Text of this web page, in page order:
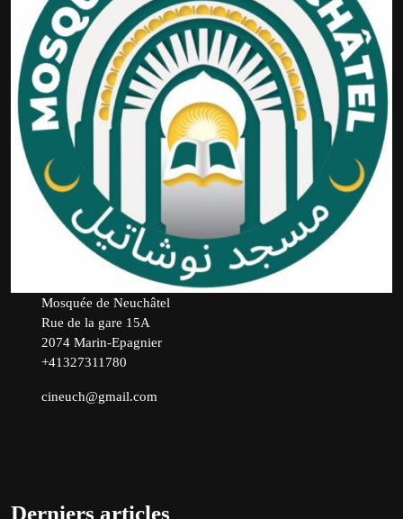
Mosquée de Neuchâtel
Rue de la gare 15A
2074 Marin-Epagnier
+41327311780
cineuch@gmail.com
Derniers articles